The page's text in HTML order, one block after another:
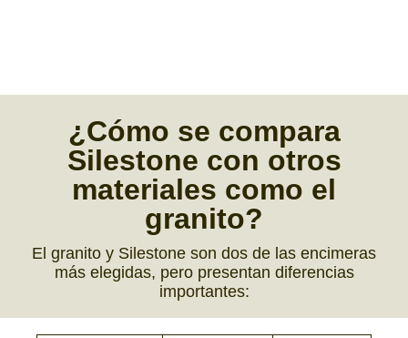
¿Cómo se compara
Silestone con otros
materiales como el
granito?
El granito y Silestone son dos de las encimeras
más elegidas, pero presentan diferencias
importantes: